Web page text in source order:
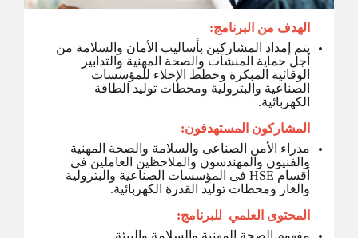
الهدف من البرنامج:
يتم إمداد المشاركين بأساليب الأمان والسلامة من
أجل حماية المنشآت والصحة المهنية والتدابير
الوقائية المبكرة وخطط الإخلاء للمؤسسات
الصناعية والبترولية ومحطات توليد الطاقة
الكهربائية.
المشاركون المستهدفون:
مدراء الأمن الصناعى والسلامة والصحة المهنية
والفنيون والمهندسون والملاحظين العاملين فى
أقسام HSE فى المؤسسات الصناعية والبترولية
والغاز ومحطات توليد القدرة الكهربائية.
المحتوى العلمي للبرنامج:
مفهوم الصحة المهنية والسلامة والبيئة